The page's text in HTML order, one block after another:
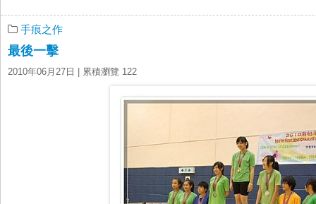
手痕之作
最後一擊
2010年06月27日 | 累積瀏覽 122